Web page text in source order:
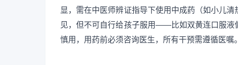
显，需在中医师辨证指导下使用中成药（如小儿
见，但不可自行给孩子服用——比如双黄连口服液
慎用，用药前必须咨询医生，所有干预需遵循医嘱。